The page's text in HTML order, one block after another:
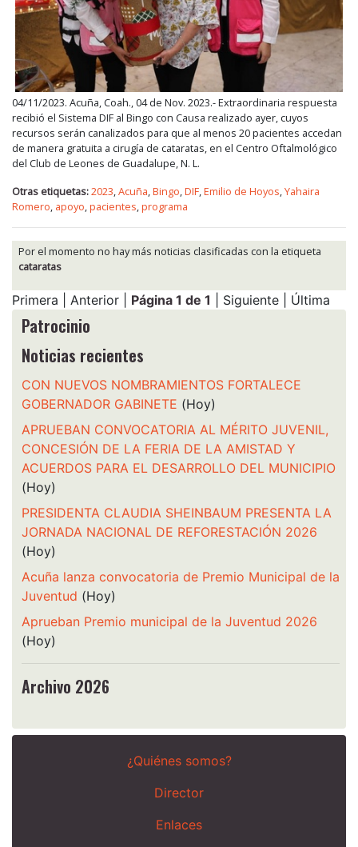
04/11/2023. Acuña, Coah., 04 de Nov. 2023.- Extraordinaria respuesta
recibió el Sistema DIF al Bingo con Causa realizado ayer, cuyos
recursos serán canalizados para que al menos 20 pacientes accedan
de manera gratuita a cirugía de cataratas, en el Centro Oftalmológico
del Club de Leones de Guadalupe, N. L.
Otras etiquetas:2023,Acuña,Bingo,DIF,Emilio de Hoyos,Yahaira
Romero, apoyo,pacientes,programa
Por el momento no hay más noticias clasificadas con la etiqueta
cataratas
Primera | Anterior | Página 1 de 1 | Siguiente | Última
Patrocinio
Noticias recientes
CON NUEVOS NOMBRAMIENTOS FORTALECE
GOBERNADOR GABINETE (Hoy)
APRUEBAN CONVOCATORIA AL MÉRITO JUVENIL,
CONCESIÓN DE LA FERIA DE LA AMISTAD Y
ACUERDOS PARA EL DESARROLLO DEL MUNICIPIO
(Hoy)
PRESIDENTA CLAUDIA SHEINBAUM PRESENTA LA
JORNADA NACIONAL DE REFORESTACIÓN 2026
(Hoy)
Acuña lanza convocatoria de Premio Municipal de la
Juventud (Hoy)
Aprueban Premio municipal de la Juventud 2026
(Hoy)
Archivo 2026
¿Quiénes somos?
Director
Enlaces